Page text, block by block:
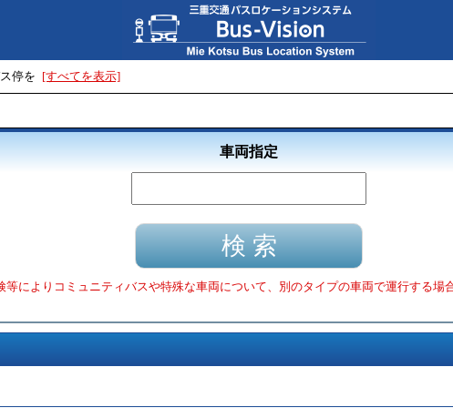
停を [すべてを表示]
車両指定
等によりコミュニティバスや特殊な車両について、別のタイプの車両で運行する場